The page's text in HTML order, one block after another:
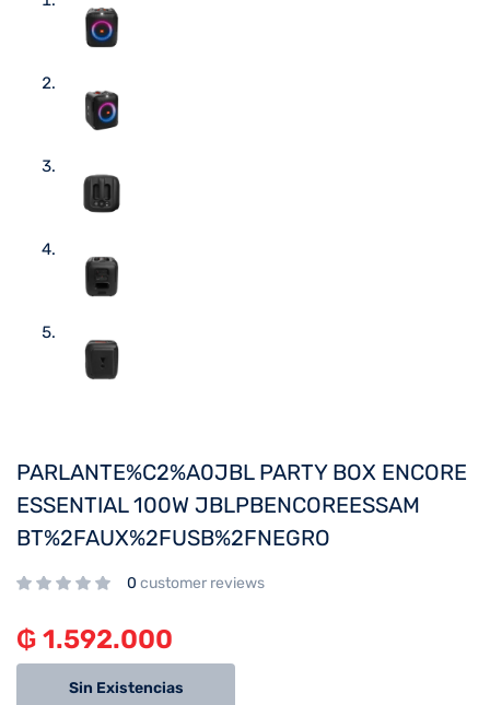
PARLANTE%C2%A0JBL PARTY BOX ENCORE
ESSENTIAL 100W JBLPBENCOREESSAM
BT%2FAUX%2FUSB%2FNEGRO
0 customer reviews
₲ 1.592.000
Sin Existencias